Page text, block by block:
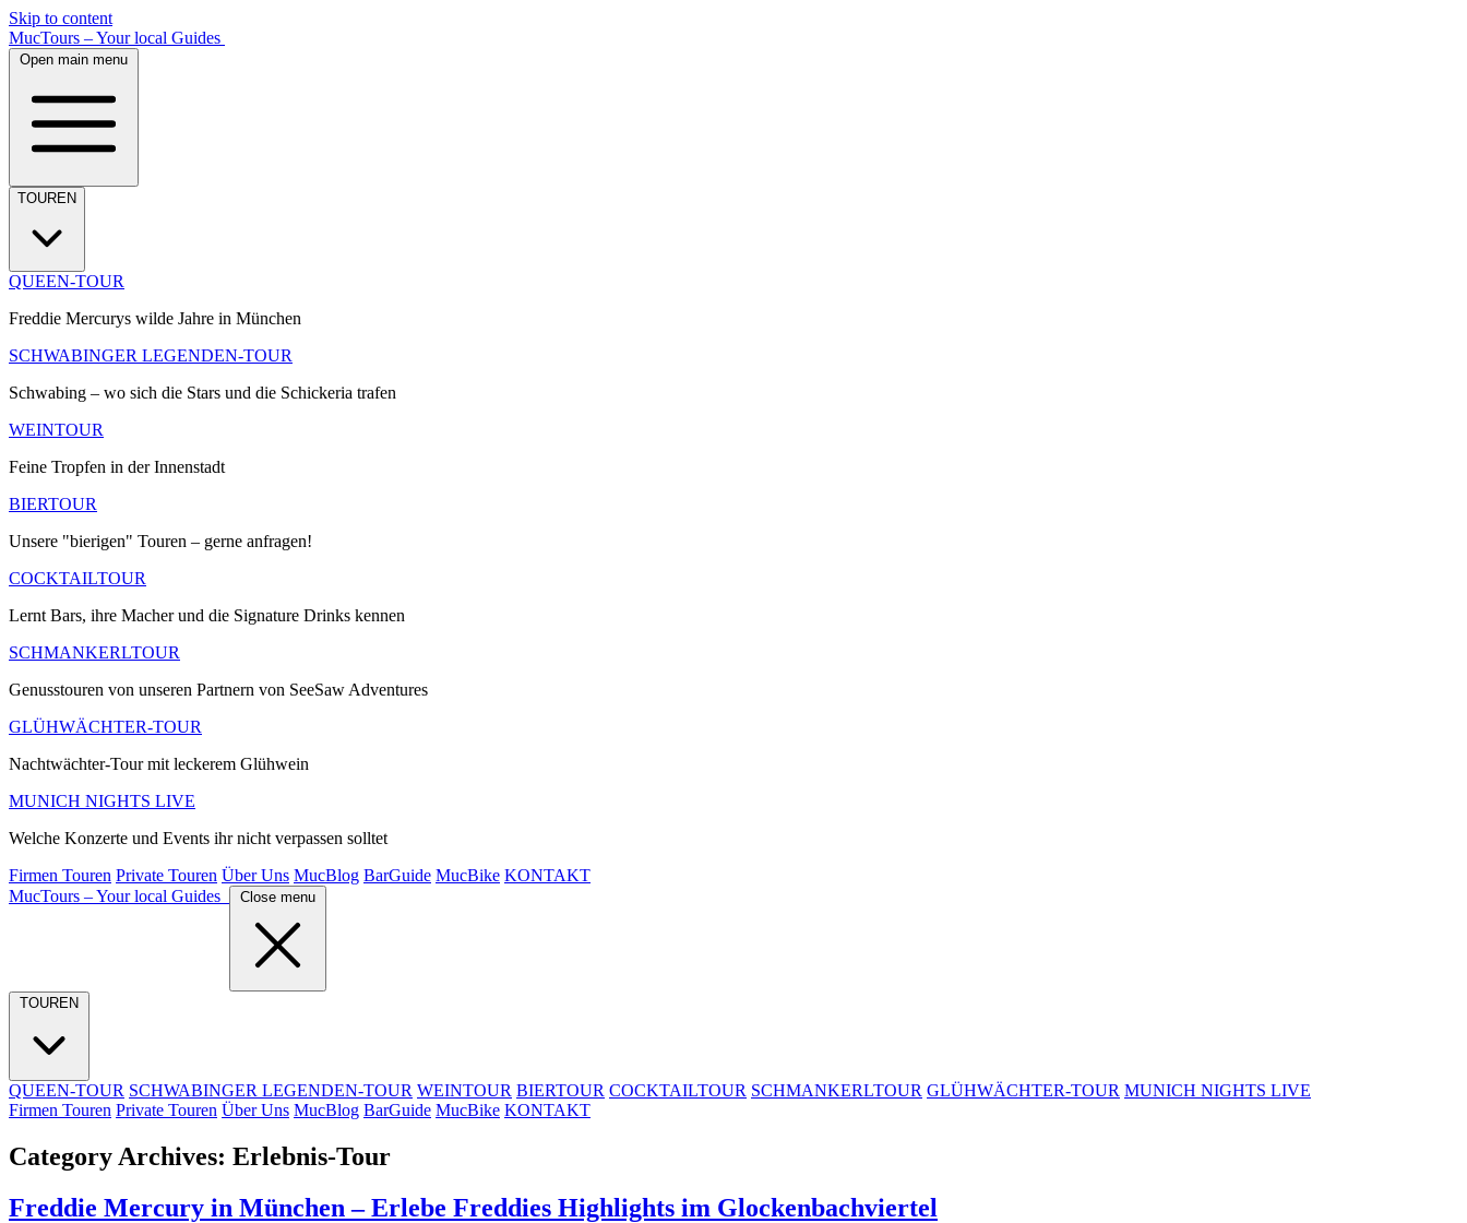
Skip to content
MucTours – Your local Guides
Open main menu
TOUREN
QUEEN-TOUR
Freddie Mercurys wilde Jahre in München
SCHWABINGER LEGENDEN-TOUR
Schwabing – wo sich die Stars und die Schickeria trafen
WEINTOUR
Feine Tropfen in der Innenstadt
BIERTOUR
Unsere "bierigen" Touren – gerne anfragen!
COCKTAILTOUR
Lernt Bars, ihre Macher und die Signature Drinks kennen
SCHMANKERLTOUR
Genusstouren von unseren Partnern von SeeSaw Adventures
GLÜHWÄCHTER-TOUR
Nachtwächter-Tour mit leckerem Glühwein
MUNICH NIGHTS LIVE
Welche Konzerte und Events ihr nicht verpassen solltet
Firmen Touren Private Touren Über Uns MucBlog BarGuide MucBike KONTAKT
MucTours – Your local Guides
Close menu
TOUREN
QUEEN-TOUR SCHWABINGER LEGENDEN-TOUR WEINTOUR BIERTOUR COCKTAILTOUR SCHMANKERLTOUR GLÜHWÄCHTER-TOUR MUNICH NIGHTS LIVE
Firmen Touren Private Touren Über Uns MucBlog BarGuide MucBike KONTAKT
Category Archives: Erlebnis-Tour
Freddie Mercury in München – Erlebe Freddies Highlights im Glockenbachviertel